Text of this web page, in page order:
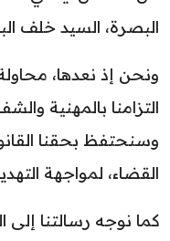
البصرة، السيد خلف
ونحن إذ نعدها،
التزامنا بالمهنية
وسنحتفظ بحقنا
القضاء، لمواجهة
كما نوجه رسالتنا إلى